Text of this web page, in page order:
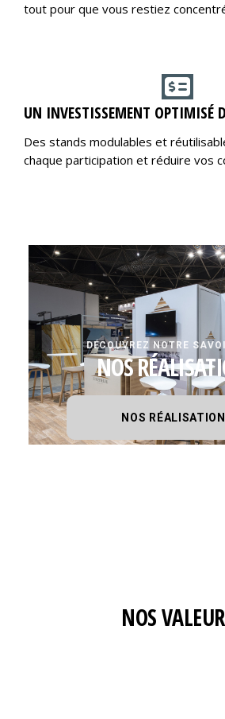
tout pour que vous restiez
UN INVESTISSEMENT OPTIMISÉ
Des stands modulables et
chaque participation et réduire vos
DÉCOUVREZ NOTRE
NOS
NOS
NOS